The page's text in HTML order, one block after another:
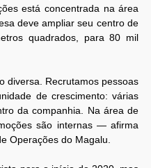
está concentrada na área
deve ampliar seu centro de
quadrados, para 80 mil
diversa. Recrutamos pessoas
de crescimento: várias
da companhia. Na área de
são internas — afirma
Operações do Magalu.